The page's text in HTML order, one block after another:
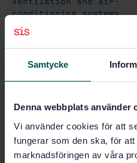
Samtycke
Denna webbplats använder
Vi använder cookies för att
fungerar som den ska, för
marknadsföringen av våra
conditioning systems
(91.140.30)
Buy this standard
Ventilation for buildings -
components, leakage